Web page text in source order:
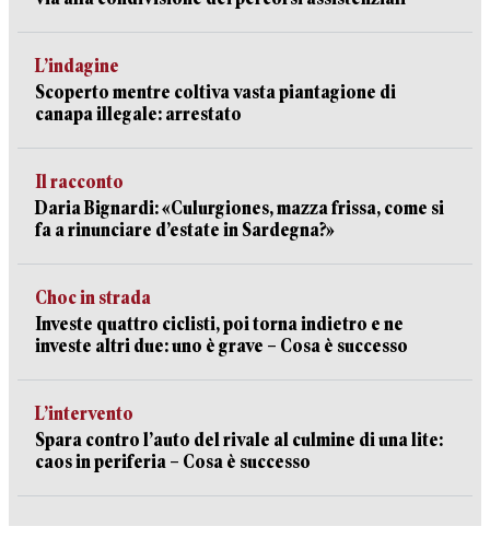
L’indagine
Scoperto mentre coltiva vasta piantagione di
canapa illegale: arrestato
Il racconto
Daria Bignardi: «Culurgiones, mazza frissa, come si
fa a rinunciare d’estate in Sardegna?»
Choc in strada
Investe quattro ciclisti, poi torna indietro e ne
investe altri due: uno è grave – Cosa è successo
L’intervento
Spara contro l’auto del rivale al culmine di una lite:
caos in periferia – Cosa è successo